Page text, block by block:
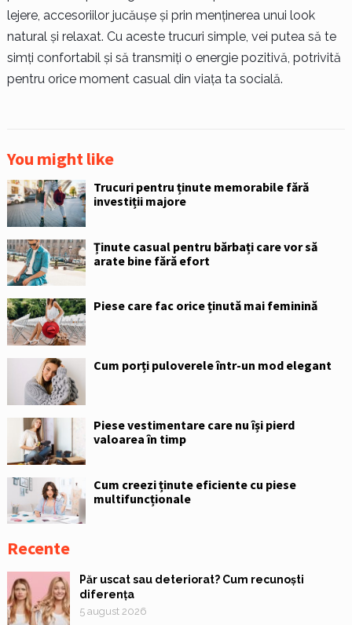
lejere, accesoriilor jucăușe și prin menținerea unui look
natural și relaxat. Cu aceste trucuri simple, vei putea să te
simți confortabil și să transmiți o energie pozitivă, potrivită
pentru orice moment casual din viața ta socială.
You might like
Trucuri pentru ținute memorabile fără
investiții majore
Ținute casual pentru bărbați care vor să
arate bine fără efort
Piese care fac orice ținută mai feminină
Cum porți puloverele într-un mod elegant
Piese vestimentare care nu își pierd
valoarea în timp
Cum creezi ținute eficiente cu piese
multifuncționale
Recente
Păr uscat sau deteriorat? Cum recunoști
diferența
5 august 2026